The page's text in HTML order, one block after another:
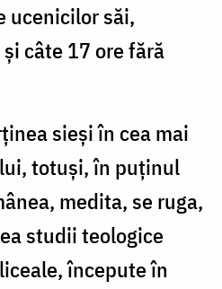
ucenicilor săi,
câte 17 ore fără
sieşi în cea mai
totuşi, în puţinul
medita, se ruga,
studii teologice
începute în